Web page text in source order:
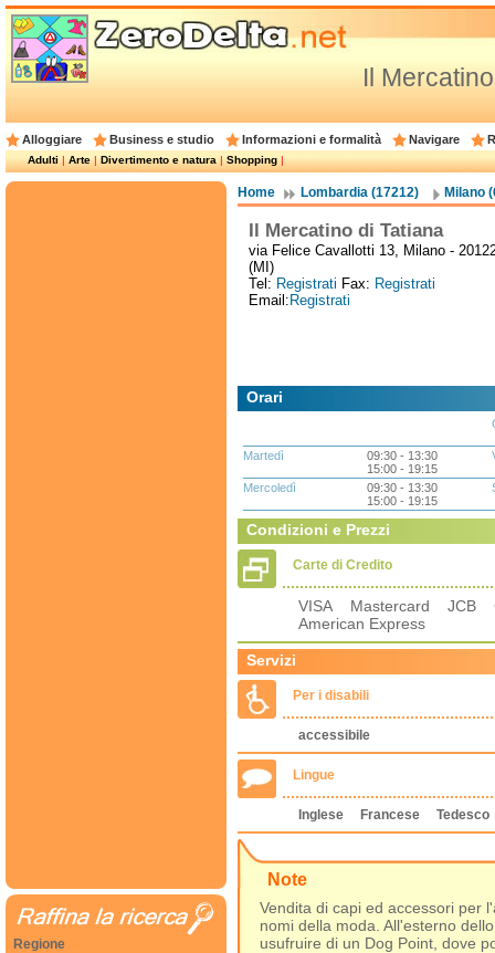
Il
Alloggiare Business e studio Informazioni e formalità Navigare
Adulti|Arte|Divertimento e natura|Shopping|
Home Lombardia (17212) Milano
Il Mercatino di Tatiana
via Felice Cavallotti 13, Milano -
(MI)
Tel: Registrati Fax: Registrati
Email: Registrati
Orari
Martedì
09:30 - 13:30
15:00 - 19:15
Mercoledì
09:30 - 13:30
15:00 - 19:15
Condizioni e Prezzi
Carte di Credito
VISA Mastercard JCB
American Express
Servizi
Per i disabili
accessibile
Lingue
Inglese Francese Tedesco
Note
Vendita di capi ed accessori per
nomi della moda. All'esterno
usufruire di un Dog Point, dove
Regione